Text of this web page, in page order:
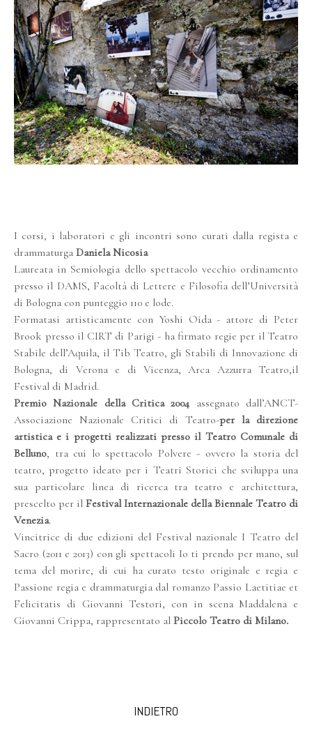
I corsi, i laboratori e gli incontri sono curati dalla regista e
drammaturga Daniela Nicosia
Laureata in Semiologia dello spettacolo vecchio ordinamento
presso il DAMS, Facoltà di Lettere e Filosofia dell’Università
di Bologna con punteggio 110 e lode.
Formatasi artisticamente con Yoshi Oida - attore di Peter
Brook presso il CIRT di Parigi - ha firmato regie per il Teatro
Stabile dell’Aquila, il Tib Teatro, gli Stabili di Innovazione di
Bologna, di Verona e di Vicenza, Arca Azzurra Teatro,il
Festival di Madrid.
Premio Nazionale della Critica 2004 assegnato dall’ANCT-
Associazione Nazionale Critici di Teatro-per la direzione
artistica e i progetti realizzati presso il Teatro Comunale di
Belluno, tra cui lo spettacolo Polvere - ovvero la storia del
teatro, progetto ideato per i Teatri Storici che sviluppa una
sua particolare linea di ricerca tra teatro e architettura,
prescelto per il Festival Internazionale della Biennale Teatro di
Venezia.
Vincitrice di due edizioni del Festival nazionale I Teatro del
Sacro (2011 e 2013) con gli spettacoli Io ti prendo per mano, sul
tema del morire, di cui ha curato testo originale e regia e
Passione regia e drammaturgia dal romanzo Passio Laetitiae et
Felicitatis di Giovanni Testori, con in scena Maddalena e
Giovanni Crippa, rappresentato al Piccolo Teatro di Milano.
INDIETRO